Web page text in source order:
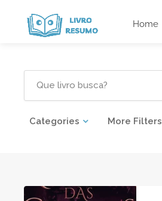
Home
Categories More Filters